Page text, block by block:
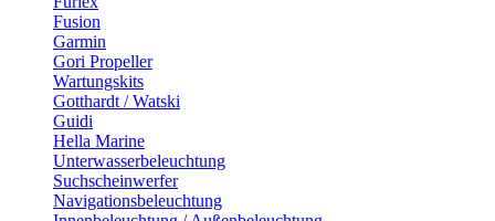
Fusion
Garmin
Gori Propeller
Wartungskits
Gotthardt / Watski
Guidi
Hella Marine
Unterwasserbeleuchtung
Suchscheinwerfer
Navigationsbeleuchtung